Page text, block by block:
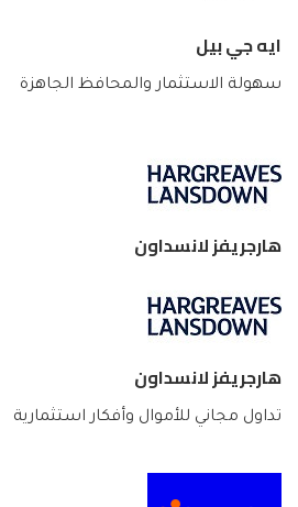
ايه جي بيل
سهولة الاستثمار والمحافظ الجاهزة
هارجريفز لانسداون
هارجريفز لانسداون
تداول مجاني للأموال وأفكار استثمارية